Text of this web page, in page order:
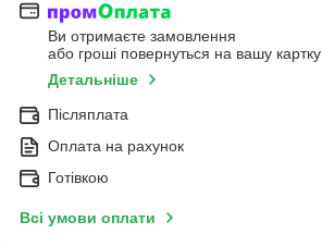
Ви отримаєте замовлення
або гроші повернуться на вашу картку
Детальніше
Післяплата
Оплата на рахунок
Готівкою
Всі умови оплати